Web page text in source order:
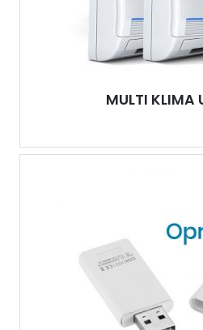
MULTI KLIMA